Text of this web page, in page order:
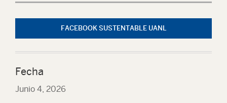
FACEBOOK SUSTENTABLE UANL
Fecha
Junio 4, 2026